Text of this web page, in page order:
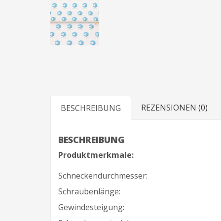
BESCHREIBUNG REZENSIONEN (0)
BESCHREIBUNG
Produktmerkmale:
Schneckendurchmesser:
Schraubenlänge:
Gewindesteigung: